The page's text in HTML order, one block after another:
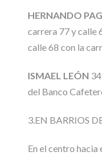
HERNANDO
carrera 77 y calle
calle 68 con la
ISMAEL LEÓN
del Banco
3.EN BARRIOS
En el centro